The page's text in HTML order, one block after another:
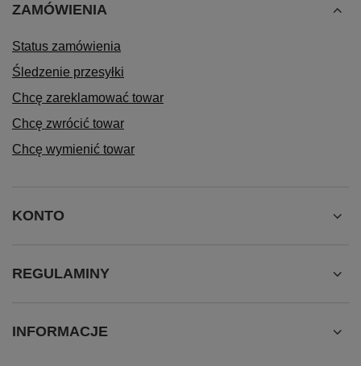
ZAMÓWIENIA
Status zamówienia
Śledzenie przesyłki
Chcę zareklamować towar
Chcę zwrócić towar
Chcę wymienić towar
KONTO
REGULAMINY
INFORMACJE